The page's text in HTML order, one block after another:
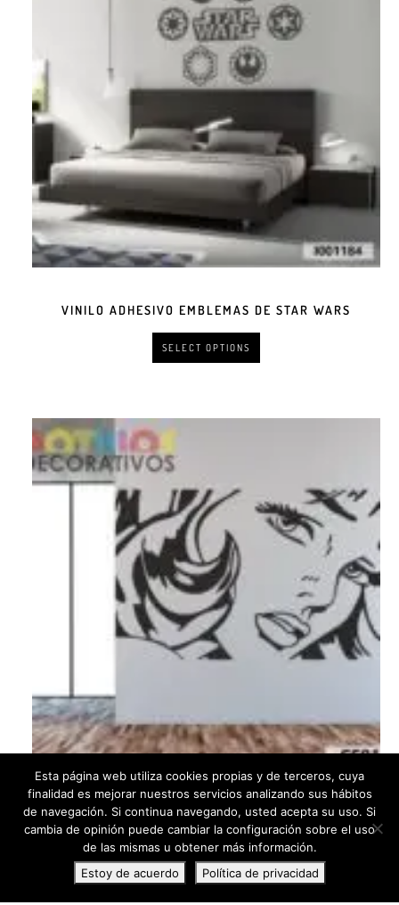
VINILO ADHESIVO EMBLEMAS DE STAR WARS
SELECT OPTIONS
VINILO ROSTRO DE MUJER DE CERCA
SELECT OPTIONS
Esta página web utiliza cookies propias y de terceros, cuya
finalidad es mejorar nuestros servicios analizando sus hábitos
de navegación. Si continua navegando, usted acepta su uso. Si
cambia de opinión puede cambiar la configuración sobre el uso
de las mismas u obtener más información.
Estoy de acuerdo
Política de privacidad